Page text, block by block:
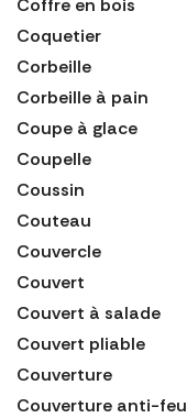
Coquetier
Corbeille
Corbeille à pain
Coupe à glace
Coupelle
Coussin
Couteau
Couvercle
Couvert
Couvert à salade
Couvert pliable
Couverture
Couverture anti-feu